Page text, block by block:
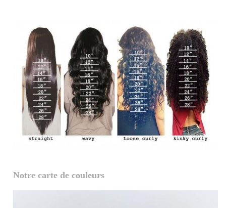
Notre carte de couleurs